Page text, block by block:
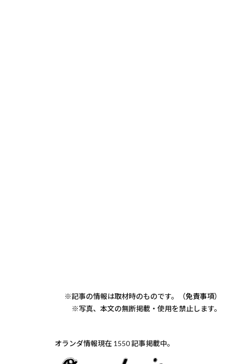
※記事の情報は取材時のものです。（免責事項）
※写真、本文の無断掲載・使用を禁止します。
オランダ情報現在 1550 記事掲載中。